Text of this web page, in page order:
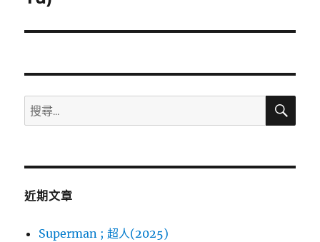
章:
搜
尋
鍵
搜
近期文章
Superman ; 超人(2025)